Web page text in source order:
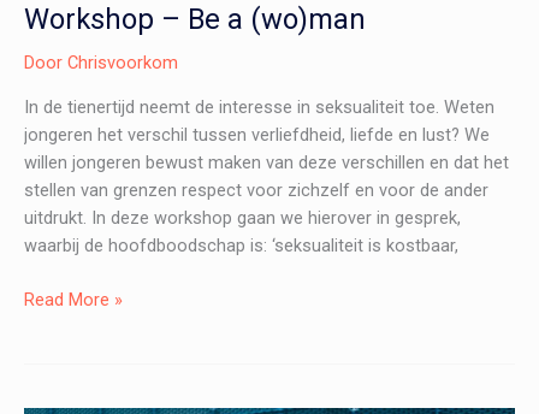
Workshop – Be a (wo)man
Door Chrisvoorkom
In de tienertijd neemt de interesse in seksualiteit toe. Weten
jongeren het verschil tussen verliefdheid, liefde en lust? We
willen jongeren bewust maken van deze verschillen en dat het
stellen van grenzen respect voor zichzelf en voor de ander
uitdrukt. In deze workshop gaan we hierover in gesprek,
waarbij de hoofdboodschap is: ‘seksualiteit is kostbaar,
Workshop
(wo)man
Read More »